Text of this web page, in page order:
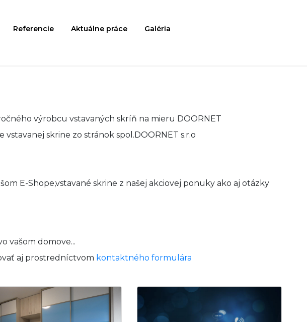
Referencie Aktuálne práce
Galéria
výrobcu vstavaných skríň na mieru DOORNET
skrine zo stránok spol.DOORNET s.r.o
E-Shope,vstavané skrine z našej akciovej ponuky ako aj otázky
vašom domove...
aj prostredníctvom kontaktného formulára